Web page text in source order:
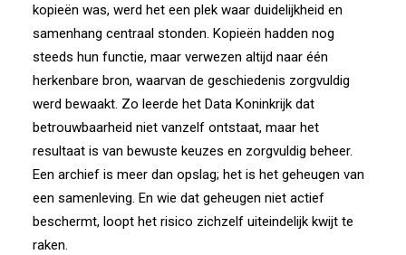
kopieën was, werd het een plek waar duidelijkheid en
samenhang centraal stonden. Kopieën hadden nog
steeds hun functie, maar verwezen altijd naar één
herkenbare bron, waarvan de geschiedenis zorgvuldig
werd bewaakt. Zo leerde het Data Koninkrijk dat
betrouwbaarheid niet vanzelf ontstaat, maar het
resultaat is van bewuste keuzes en zorgvuldig beheer.
Een archief is meer dan opslag; het is het geheugen van
een samenleving. En wie dat geheugen niet actief
beschermt, loopt het risico zichzelf uiteindelijk kwijt te
raken.